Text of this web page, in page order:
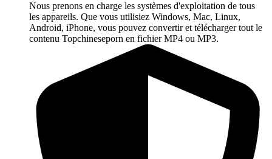
Nous prenons en charge les systèmes d'exploitation de tous
les appareils. Que vous utilisiez Windows, Mac, Linux,
Android, iPhone, vous pouvez convertir et télécharger tout le
contenu Topchineseporn en fichier MP4 ou MP3.